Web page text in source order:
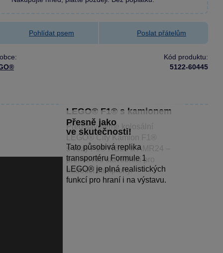
Pohlídat psem Poslat přátelům
Kód produktu:
5122-60445
LEGO® F1® s kamionem
Představujeme kolosální
LEGO® City Kamion F1®
s vozy F1® RB20 a AMR24 –
prémiovou stavebnici pro
budoucí šampiony.
Přesně jako
ve skutečnosti!
Tato působivá replika
transportéru Formule 1
LEGO® je plná realistických
funkcí pro hraní i na výstavu.